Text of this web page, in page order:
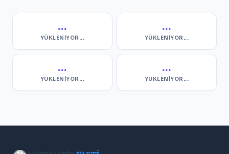
...
YÜKLENIYOR...
...
YÜKLENIYOR...
...
YÜKLENIYOR...
...
YÜKLENIYOR...